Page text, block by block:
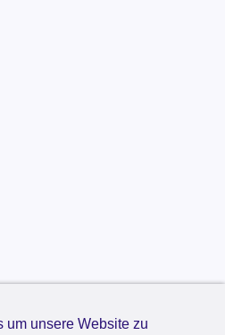
um unsere Website zu